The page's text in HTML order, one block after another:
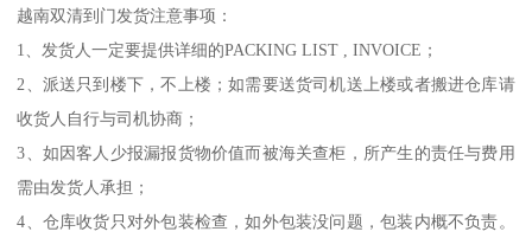
越南双清到门发货注意事项：
1、发货人一定要提供详细的PACKING LIST , INVOICE；
2、派送只到楼下，不上楼；如需要送货司机送上楼或者搬进仓库请
收货人自行与司机协商；
3、如因客人少报漏报货物价值而被海关查柜，所产生的责任与费用
需由发货人承担；
4、仓库收货只对外包装检查，如外包装没问题，包装内概不负责。